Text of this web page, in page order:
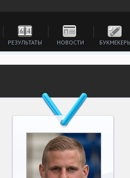
РЕЗУЛЬТАТЫ НОВОСТИ